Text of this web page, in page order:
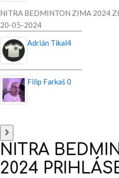
NITRA BEDMINTON ZIMA 2024
20-05-2024
Adrián Tikal4
Filip Farkaš 0
NITRA
2024